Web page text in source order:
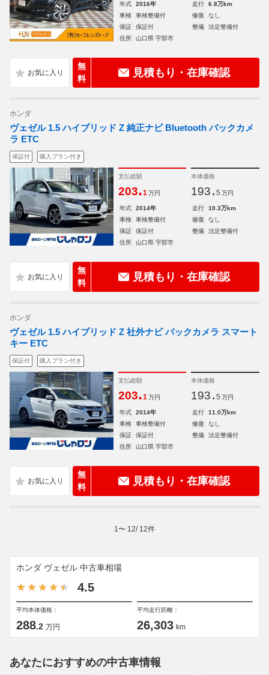
年式 2016年 走行
6.8万km
車検
車検整備付 修復
なし
保証
保証付 整備
法定整備付
住所
山口県 宇部市
無
料
見積もり・在庫確認
ホンダ
ヴェゼル 1.5 ハイブリッド Z 純正ナビ Bluetooth バックカメ
ラ ETC
保証付 購入プラン付き
支払総額
203.1 万円
本体価格
193. 5 万円
年式 2014年 走行
10.3万km
車検
車検整備付 修復
なし
保証
保証付 整備
法定整備付
住所
山口県 宇部市
無
料
見積もり・在庫確認
ホンダ
ヴェゼル 1.5 ハイブリッド Z 社外ナビ バックカメラ スマート
キー ETC
保証付 購入プラン付き
支払総額
203.1 万円
本体価格
193. 5 万円
年式 2014年 走行
11.0万km
車検
車検整備付 修復
なし
保証
保証付 整備
法定整備付
住所
山口県 宇部市
無
料
見積もり・在庫確認
1 〜 12/ 12件
ホンダ ヴェゼル 中古車相場
4.5
平均本体価格：
288.2 万円
平均走行距離：
26,303 km
あなたにおすすめの中古車情報